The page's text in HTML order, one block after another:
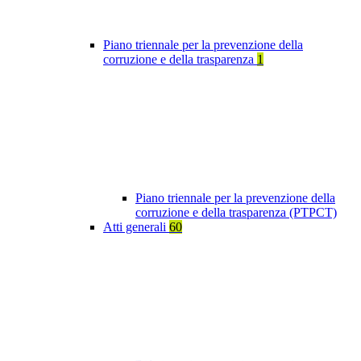
Piano triennale per la prevenzione della
corruzione e della trasparenza 1
Piano triennale per la prevenzione della
corruzione e della trasparenza (PTPCT)
Atti generali 60